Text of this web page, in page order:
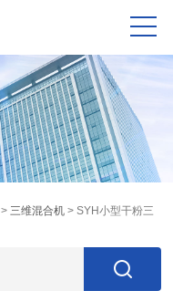
>三维混合机 > SYH小型干粉三